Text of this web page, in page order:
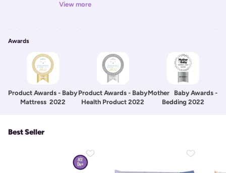
View more
Awards
Product Awards - Baby
Mattress 2022
Product Awards - Baby
Health Product 2022
Mother   Baby Awards -
Bedding 2022
Best Seller